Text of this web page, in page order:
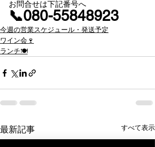
お問合せは下記番号へ
📞080-55848923
今週の営業スケジュール・発送予定
ワイン会🍷
ランチ🍽
最新記事 すべて表示